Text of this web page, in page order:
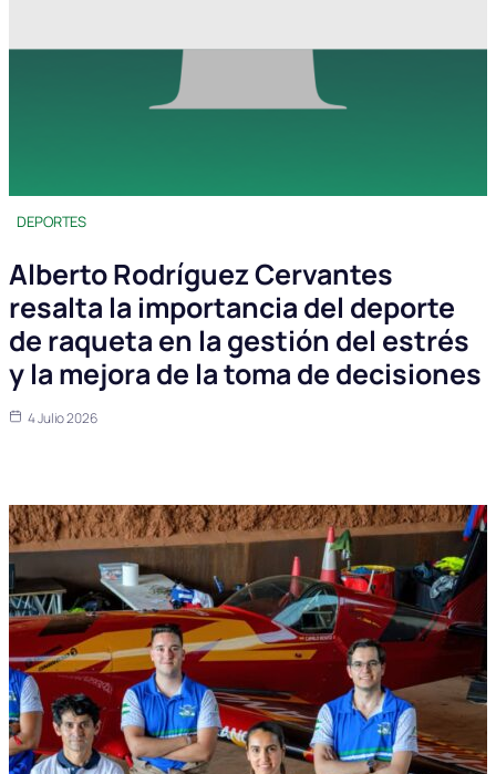
DEPORTES
Alberto Rodríguez Cervantes
resalta la importancia del deporte
de raqueta en la gestión del estrés
y la mejora de la toma de decisiones
4 Julio 2026